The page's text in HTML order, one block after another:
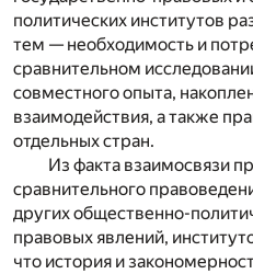
политических институтов
тем — необходимость и
сравнительном
совместного опыта,
взаимодействия, а также
отдельных стран.
Из факта взаимосвязи
сравнительного
других общественно-
правовых явлений,
что история и